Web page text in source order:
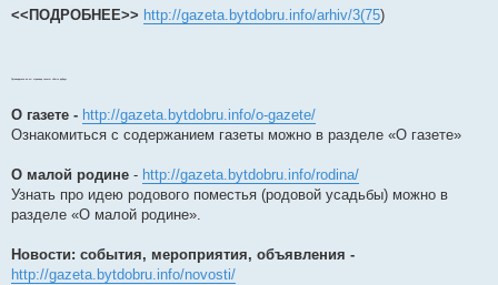
<<ПОДРОБНЕЕ>> http://gazeta.bytdobru.info/arhiv/3(75)
О газете - http://gazeta.bytdobru.info/o-gazete/
Ознакомиться с содержанием газеты можно в разделе «О газете»
О малой родине - http://gazeta.bytdobru.info/rodina/
Узнать про идею родового поместья (родовой усадьбы) можно в
разделе «О малой родине».
Новости: события, мероприятия, объявления -
http://gazeta.bytdobru.info/novosti/